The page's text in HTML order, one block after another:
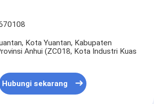
Kota Yuantan, Kabupaten
Anhui (ZC018, Kota Industri Kuas
Hubungi sekarang